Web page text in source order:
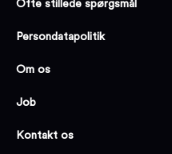
Ofte stillede spørgsmål
Persondatapolitik
Om os
Job
Kontakt os